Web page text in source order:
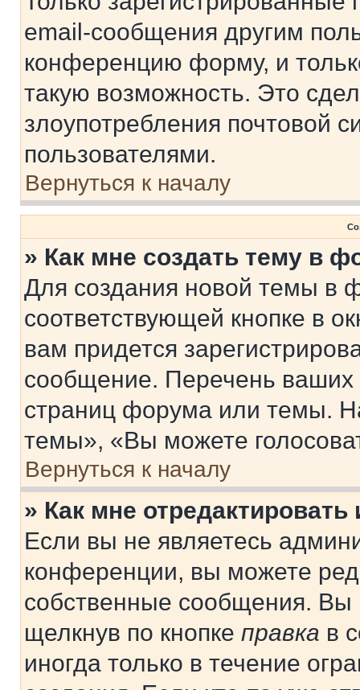
email-сообщения другим
конференцию форму, и
такую возможность. Это
злоупотребления почтовой
пользователями.
Вернуться к началу
» Как мне создать тему в
Для создания новой темы в
соответствующей кнопке в
вам придется
сообщение. Перечень ваших
страниц форума или темы.
темы», «Вы можете
Вернуться к началу
» Как мне
Если вы не являетесь
конференции, вы можете
собственные сообщения. Вы
щелкнув по кнопке правка в
иногда только в течение